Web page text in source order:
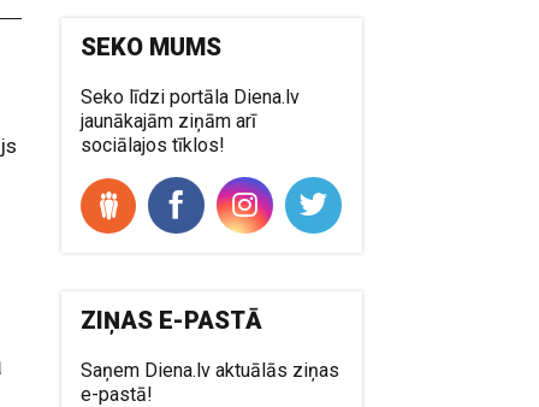
SEKO MUMS
Seko līdzi portāla Diena.lv
jaunākajām ziņām arī
sociālajos tīklos!
ZIŅAS E-PASTĀ
Saņem Diena.lv aktuālās ziņas
e-pastā!